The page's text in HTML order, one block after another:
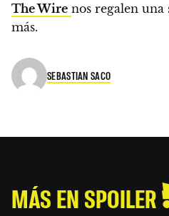
The Wire nos regalen una
más.
SEBASTIAN SACO
MÁS EN SPOILER